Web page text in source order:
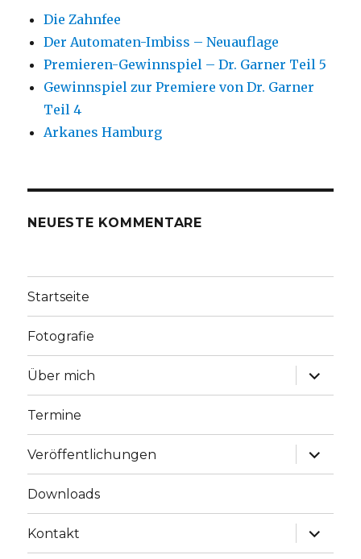
Die Zahnfee
Der Automaten-Imbiss – Neuauflage
Premieren-Gewinnspiel – Dr. Garner Teil 5
Gewinnspiel zur Premiere von Dr. Garner
Teil 4
Arkanes Hamburg
NEUESTE KOMMENTARE
Startseite
Fotografie
Über mich
Termine
Veröffentlichungen
Downloads
Kontakt